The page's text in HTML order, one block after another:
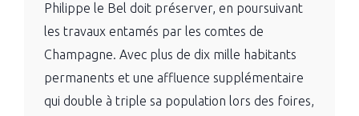
Philippe le Bel doit préserver, en poursuivant
les travaux entamés par les comtes de
Champagne. Avec plus de dix mille habitants
permanents et une affluence supplémentaire
qui double à triple sa population lors des foires,